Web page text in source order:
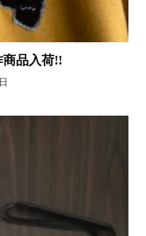
商品入荷!!